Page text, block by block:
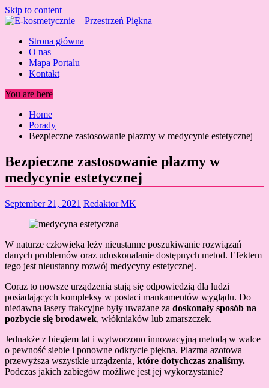
Skip to content
Strona główna
O nas
Mapa Portalu
Kontakt
You are here
Home
Porady
Bezpieczne zastosowanie plazmy w medycynie estetycznej
Bezpieczne zastosowanie plazmy w
medycynie estetycznej
September 21, 2021 Redaktor MK
W naturze człowieka leży nieustanne poszukiwanie rozwiązań
danych problemów oraz udoskonalanie dostępnych metod. Efektem
tego jest nieustanny rozwój medycyny estetycznej.
Coraz to nowsze urządzenia stają się odpowiedzią dla ludzi
posiadających kompleksy w postaci mankamentów wyglądu. Do
niedawna lasery frakcyjne były uważane za doskonały sposób na
pozbycie się brodawek, włókniaków lub zmarszczek.
Jednakże z biegiem lat i wytworzono innowacyjną metodą w walce
o pewność siebie i ponowne odkrycie piękna. Plazma azotowa
przewyższa wszystkie urządzenia, które dotychczas znaliśmy.
Podczas jakich zabiegów możliwe jest jej wykorzystanie?